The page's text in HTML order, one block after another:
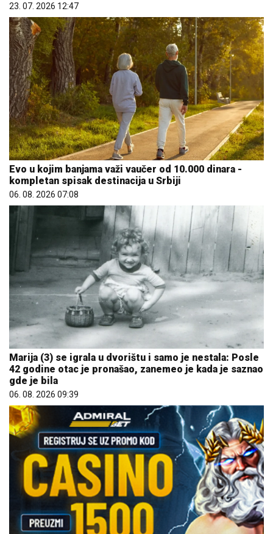
23. 07. 2026 12:47
Evo u kojim banjama važi vaučer od 10.000 dinara -
kompletan spisak destinacija u Srbiji
06. 08. 2026 07:08
Marija (3) se igrala u dvorištu i samo je nestala: Posle
42 godine otac je pronašao, zanemeo je kada je saznao
gde je bila
06. 08. 2026 09:39